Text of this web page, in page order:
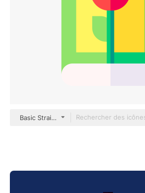
Basic Straight Flat